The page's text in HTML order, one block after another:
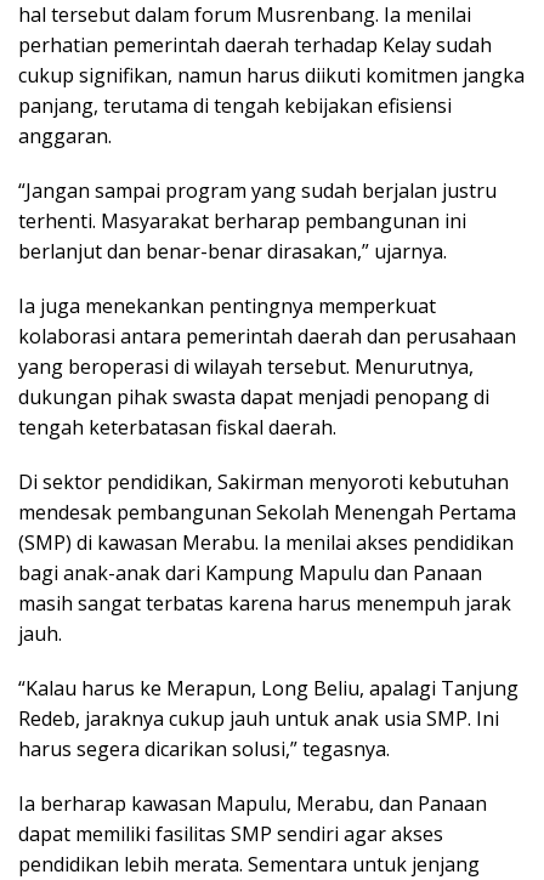
hal tersebut dalam forum Musrenbang. Ia menilai
perhatian pemerintah daerah terhadap Kelay sudah
cukup signifikan, namun harus diikuti komitmen jangka
panjang, terutama di tengah kebijakan efisiensi
anggaran.
“Jangan sampai program yang sudah berjalan justru
terhenti. Masyarakat berharap pembangunan ini
berlanjut dan benar-benar dirasakan,” ujarnya.
Ia juga menekankan pentingnya memperkuat
kolaborasi antara pemerintah daerah dan perusahaan
yang beroperasi di wilayah tersebut. Menurutnya,
dukungan pihak swasta dapat menjadi penopang di
tengah keterbatasan fiskal daerah.
Di sektor pendidikan, Sakirman menyoroti kebutuhan
mendesak pembangunan Sekolah Menengah Pertama
(SMP) di kawasan Merabu. Ia menilai akses pendidikan
bagi anak-anak dari Kampung Mapulu dan Panaan
masih sangat terbatas karena harus menempuh jarak
jauh.
“Kalau harus ke Merapun, Long Beliu, apalagi Tanjung
Redeb, jaraknya cukup jauh untuk anak usia SMP. Ini
harus segera dicarikan solusi,” tegasnya.
Ia berharap kawasan Mapulu, Merabu, dan Panaan
dapat memiliki fasilitas SMP sendiri agar akses
pendidikan lebih merata. Sementara untuk jenjang